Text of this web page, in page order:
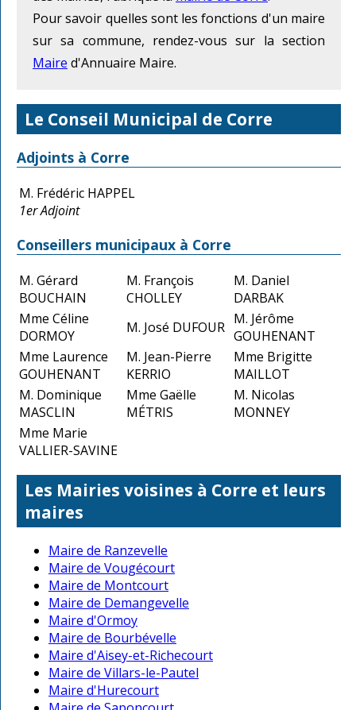
Pour savoir quelles sont les fonctions d'un maire
sur sa commune, rendez-vous sur la section
Maire d'Annuaire Maire.
Le Conseil Municipal de Corre
Adjoints à Corre
M. Frédéric HAPPEL
1er Adjoint
Conseillers municipaux à Corre
M. Gérard
BOUCHAIN
M. François
CHOLLEY
M. Daniel
DARBAK
Mme Céline
DORMOY
M. José DUFOUR M. Jérôme
GOUHENANT
Mme Laurence
GOUHENANT
M. Jean-Pierre
KERRIO
Mme Brigitte
MAILLOT
M. Dominique
MASCLIN
Mme Gaëlle
MÉTRIS
M. Nicolas
MONNEY
Mme Marie
VALLIER-SAVINE
Les Mairies voisines à Corre et leurs
maires
Maire de Ranzevelle
Maire de Vougécourt
Maire de Montcourt
Maire de Demangevelle
Maire d'Ormoy
Maire de Bourbévelle
Maire d'Aisey-et-Richecourt
Maire de Villars-le-Pautel
Maire d'Hurecourt